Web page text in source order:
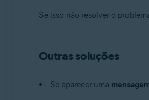
Se isso não resolver o
Outras soluções
Se aparecer uma